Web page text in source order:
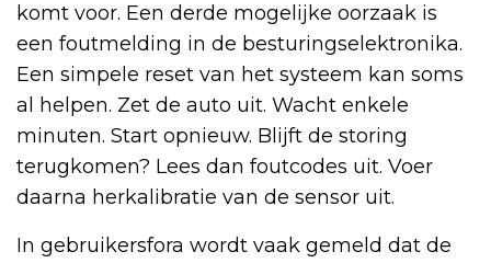
komt voor. Een derde mogelijke oorzaak is
een foutmelding in de besturingselektronika.
Een simpele reset van het systeem kan soms
al helpen. Zet de auto uit. Wacht enkele
minuten. Start opnieuw. Blijft de storing
terugkomen? Lees dan foutcodes uit. Voer
daarna herkalibratie van de sensor uit.
In gebruikersfora wordt vaak gemeld dat de